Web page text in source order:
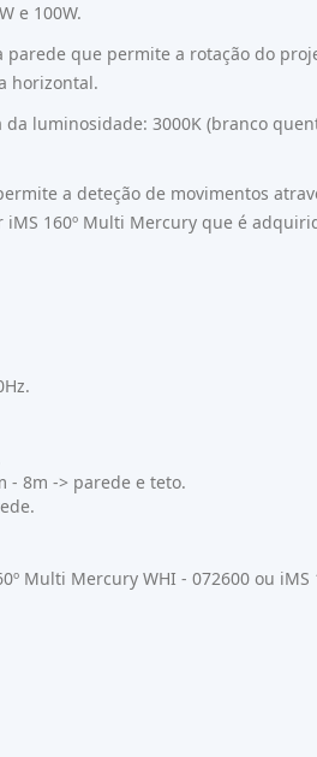
e 100W.
que permite a rotação do
horizontal.
luminosidade: 3000K (branco
a deteção de movimentos
160º Multi Mercury que é
- 8m -> parede e teto.
Multi Mercury WHI - 072600 ou